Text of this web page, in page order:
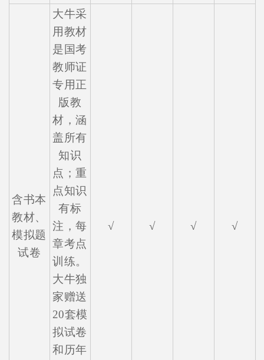
含书本
教材、
模拟题
试卷
大牛采
用教材
是国考
教师证
专用正
版教
材，涵
盖所有
知识
点；重
点知识
有标
注，每
章考点
训练。
大牛独
家赠送
20套模
拟试卷
和历年
√ √ √ √